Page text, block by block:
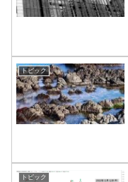
トピック
トピック